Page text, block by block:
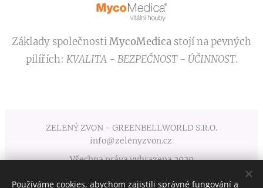
Základy společnostiMycoMedica stojí na pevných
pilířích: KVALITA - BEZPEČNOST - ÚČINNOST.
ZELENÝ ZVON - GREENBELLWORLD S.R.O.
info@zelenyzvon.cz
Všechna práva vyhrazena 2020
Používáme cookies, abychom zajistili správné fungování a